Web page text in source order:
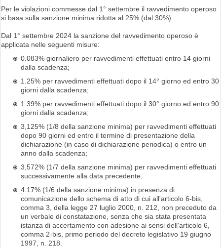
Per le violazioni commesse dal 1° settembre il ravvedimento operoso
si basa sulla sanzione minima ridotta al 25% (dal 30%).
Dal 1° settembre 2024 la sanzione del ravvedimento operoso è
applicata nelle seguenti misure:
0.083% giornaliero per ravvedimenti effettuati entro 14 giorni
dalla scadenza;
1.25% per ravvedimenti effettuati dopo il 14° giorno ed entro 30
giorni dalla scadenza;
1.39% per ravvedimenti effettuati dopo il 30° giorno ed entro 90
giorni dalla scadenza;
3,125% (1/8 della sanzione minima) per ravvedimenti effettuati
dopo 90 giorni ed entro il termine di presentazione della
dichiarazione (in caso di dichiarazione periodica) o entro un
anno dalla scadenza;
3,572% (1/7 della sanzione minima) per ravvedimenti effettuati
successivamente alla data precedente.
4.17% (1/6 della sanzione minima) in presenza di
comunicazione dello schema di atto di cui all'articolo 6-bis,
comma 3, della legge 27 luglio 2000, n. 212, non preceduto da
un verbale di constatazione, senza che sia stata presentata
istanza di accertamento con adesione ai sensi dell'articolo 6,
comma 2-bis, primo periodo del decreto legislativo 19 giugno
1997, n. 218.